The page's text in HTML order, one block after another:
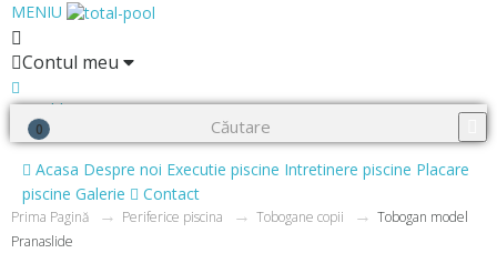
MENIU
Contul meu
0Wishlist
0Cosul meu
Acasa Despre noi Executie piscine Intretinere piscine Placare
piscine Galerie Contact
Prima Pagină Periferice piscina Tobogane copii
Tobogan model
Pranaslide